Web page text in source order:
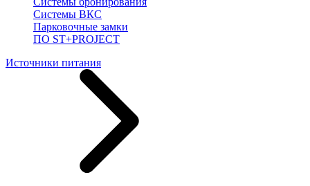
Системы ВКС
Парковочные замки
ПО ST+PROJECT
Источники питания